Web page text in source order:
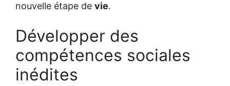
nouvelle étape de vie.
Développer des
compétences sociales
inédites